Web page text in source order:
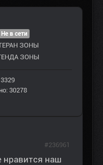
Не в сети
ЗOНЫ
ЗОНЫ
30278
нравится наш
#236961